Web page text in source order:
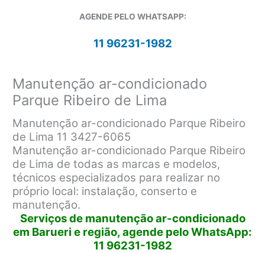
AGENDE PELO WHATSAPP:
11 96231-1982
Manutenção ar-condicionado
Parque Ribeiro de Lima
Manutenção ar-condicionado Parque Ribeiro
de Lima 11 3427-6065
Manutenção ar-condicionado Parque Ribeiro
de Lima de todas as marcas e modelos,
técnicos especializados para realizar no
próprio local: instalação, conserto e
manutenção.
Serviços de manutenção ar-condicionado
em Barueri e região, agende pelo WhatsApp:
11 96231-1982